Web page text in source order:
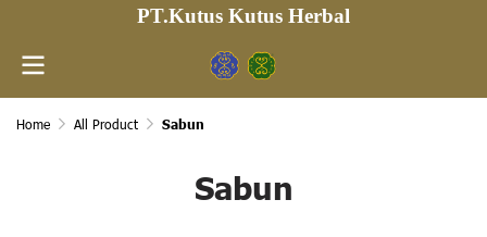
PT.Kutus Kutus Herbal
Home All Product Sabun
Sabun